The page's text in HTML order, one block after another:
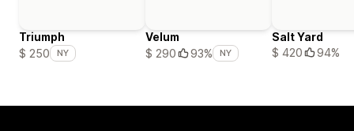
Triumph
$ 250
NY
Velum
$ 290
93% NY
Salt Yard
$ 420
94%